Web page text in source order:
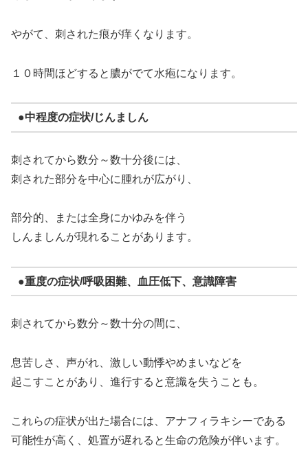
やがて、刺された痕が痒くなります。
１０時間ほどすると膿がでて水疱になります。
●中程度の症状/じんましん
刺されてから数分～数十分後には、
刺された部分を中心に腫れが広がり、
部分的、または全身にかゆみを伴う
しんましんが現れることがあります。
●重度の症状/呼吸困難、血圧低下、意識障害
刺されてから数分～数十分の間に、
息苦しさ、声がれ、激しい動悸やめまいなどを
起こすことがあり、進行すると意識を失うことも。
これらの症状が出た場合には、アナフィラキシーである
可能性が高く、処置が遅れると生命の危険が伴います。